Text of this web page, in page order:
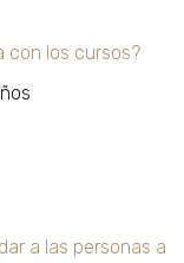
con los cursos?
a las personas a